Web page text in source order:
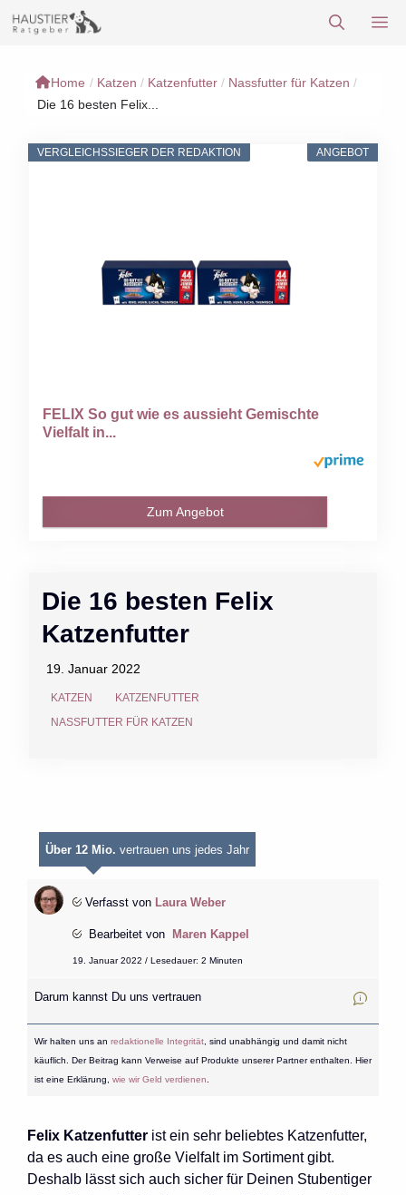
Inhalt
Home / Katzen / Katzenfutter / Nassfutter für Katzen /
Die 16 besten Felix...
Die 16 besten Felix
Katzenfutter
19. Januar 2022
KATZEN
KATZENFUTTER
NASSFUTTER FÜR KATZEN
ANGEBOT
VERGLEICHSSIEGER DER REDAKTION
FELIX So gut wie es aussieht Gemischte
Vielfalt in...
Zum Angebot
Über 12 Mio. vertrauen uns jedes Jahr
Verfasst von Laura Weber
Bearbeitet von Maren Kappel
19. Januar 2022 / Lesedauer: 2 Minuten
Darum kannst Du uns vertrauen
Wir halten uns an redaktionelle Integrität, sind unabhängig und damit nicht
käuflich. Der Beitrag kann Verweise auf Produkte unserer Partner enthalten. Hier
ist eine Erklärung, wie wir Geld verdienen
Felix Katzenfutter ist ein sehr beliebtes Katzenfutter,
da es auch eine große Vielfalt im Sortiment gibt.
Deshalb lässt sich auch sicher für Deinen Stubentiger